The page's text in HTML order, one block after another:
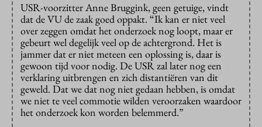
USR-voorzitter Anne Bruggink, geen getuige, vindt
dat de VU de zaak goed oppakt. “Ik kan er niet veel
over zeggen omdat het onderzoek nog loopt, maar er
gebeurt wel degelijk veel op de achtergrond. Het is
jammer dat er niet meteen een oplossing is, daar is
gewoon tijd voor nodig. De USR zal later nog een
verklaring uitbrengen en zich distantiëren van dit
geweld. Dat we dat nog niet gedaan hebben, is omdat
we niet te veel commotie wilden veroorzaken waardoor
het onderzoek kon worden belemmerd.”